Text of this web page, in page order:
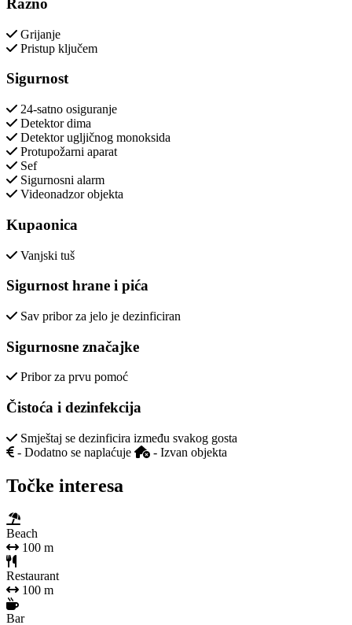
Razno
Grijanje
Pristup ključem
Sigurnost
24-satno osiguranje
Detektor dima
Detektor ugljičnog monoksida
Protupožarni aparat
Sef
Sigurnosni alarm
Videonadzor objekta
Kupaonica
Vanjski tuš
Sigurnost hrane i pića
Sav pribor za jelo je dezinficiran
Sigurnosne značajke
Pribor za prvu pomoć
Čistoća i dezinfekcija
Smještaj se dezinficira između svakog gosta
- Dodatno se naplaćuje
- Izvan objekta
Točke interesa
Beach
100 m
Restaurant
100 m
Bar